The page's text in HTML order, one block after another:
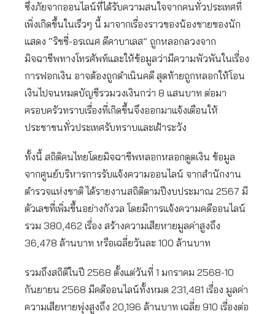
ซึ่งภัยจากออนไลน์ที่ได้รับความสนใจจากคนทั่วประเทศที่
เพิ่งเกิดขึ้นในเร็วๆ นี้ มาจากเรื่องราวของน้องชายของนัก
แสดง “ริชชี่-อรเณศ ดีคาบาเลส” ถูกหลอกลวงจาก
มิจฉาชีพทางโทรศัพท์และให้ข้อมูลว่ามีความพัวพันในเรื่อง
การฟอกเงิน อาจต้องถูกดำเนินคดี สุดท้ายถูกหลอกให้โอน
เงินไปจนหมดบัญชีรวมวงเงินกว่า 8 แสนบาท ต่อมา
ครอบครัวทราบเรื่องที่เกิดขึ้นจึงออกมาแจ้งเตือนให้
ประชาชนทั่วประเทศรับทราบและเฝ้าระวัง
ทั้งนี้ สถิติคนไทยโดยมิจฉาชีพหลอกหลอกดูดเงิน ข้อมูล
จากศูนย์บริหารการรับแจ้งความออนไลน์ จากสำนักงาน
ตำรวจแห่งชาติ ได้รายงานสถิติตามปีงบประมาณ 2567 มี
ตัวเลขที่เพิ่มขึ้นอย่างกังวล โดยมีการแจ้งความคดีออนไลน์
รวม 380,462 เรื่อง สร้างความเสียหายมูลค่าสูงถึง
36,478 ล้านบาท หรือเฉลี่ยวันละ 100 ล้านบาท
รวมถึงสถิติในปี 2568 ตั้งแต่วันที่ 1 มกราคม 2568-10
กันยายน 2568 มีคดีออนไลน์ทั้งหมด 231,481 เรื่อง มูลค่า
ความเสียหายพุ่งสูงถึง 20,196 ล้านบาท เฉลี่ย 910 เรื่องต่อ